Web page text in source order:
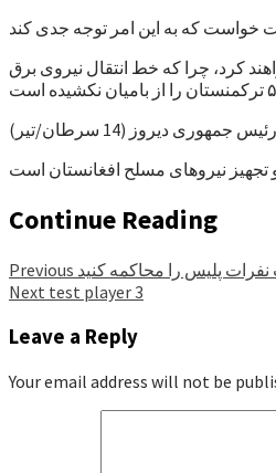
کرد، چرا که خط انتقال نیروی برق
دیروز (14 سرطان/تیر)
Continue Reading
Previous پلیس را محاکمه کنید
Next test player 3
Leave a Reply
Your email address will not be